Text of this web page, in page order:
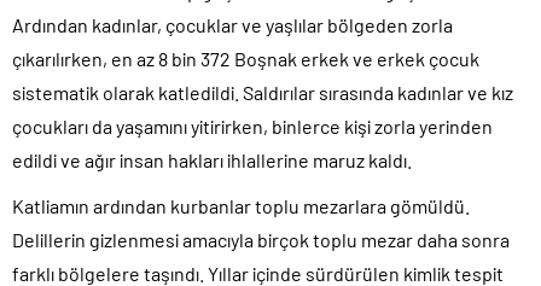
Ardından kadınlar, çocuklar ve yaşlılar bölgeden zorla
çıkarılırken, en az 8 bin 372 Boşnak erkek ve erkek çocuk
sistematik olarak katledildi. Saldırılar sırasında kadınlar ve kız
çocukları da yaşamını yitirirken, binlerce kişi zorla yerinden
edildi ve ağır insan hakları ihlallerine maruz kaldı.
Katliamın ardından kurbanlar toplu mezarlara gömüldü.
Delillerin gizlenmesi amacıyla birçok toplu mezar daha sonra
farklı bölgelere taşındı. Yıllar içinde sürdürülen kimlik tespit